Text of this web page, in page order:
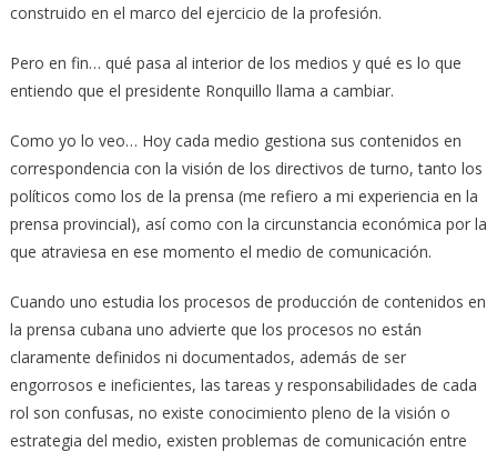
construido en el marco del ejercicio de la profesión.
Pero en fin… qué pasa al interior de los medios y qué es lo que
entiendo que el presidente Ronquillo llama a cambiar.
Como yo lo veo… Hoy cada medio gestiona sus contenidos en
correspondencia con la visión de los directivos de turno, tanto los
políticos como los de la prensa (me refiero a mi experiencia en la
prensa provincial), así como con la circunstancia económica por la
que atraviesa en ese momento el medio de comunicación.
Cuando uno estudia los procesos de producción de contenidos en
la prensa cubana uno advierte que los procesos no están
claramente definidos ni documentados, además de ser
engorrosos e ineficientes, las tareas y responsabilidades de cada
rol son confusas, no existe conocimiento pleno de la visión o
estrategia del medio, existen problemas de comunicación entre